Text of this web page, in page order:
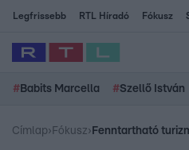
Legfrissebb RTL Híradó Fókusz
# Babits Marcella #Szellő István
Címlap› Fókusz›